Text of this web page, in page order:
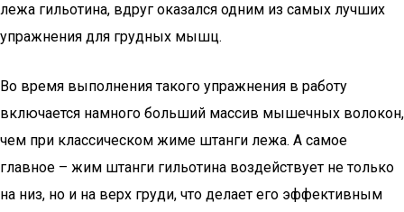
лежа гильотина, вдруг оказался одним из самых лучших
упражнения для грудных мышц.
Во время выполнения такого упражнения в работу
включается намного больший массив мышечных волокон,
чем при классическом жиме штанги лежа. А самое
главное – жим штанги гильотина воздействует не только
на низ, но и на верх груди, что делает его эффективным